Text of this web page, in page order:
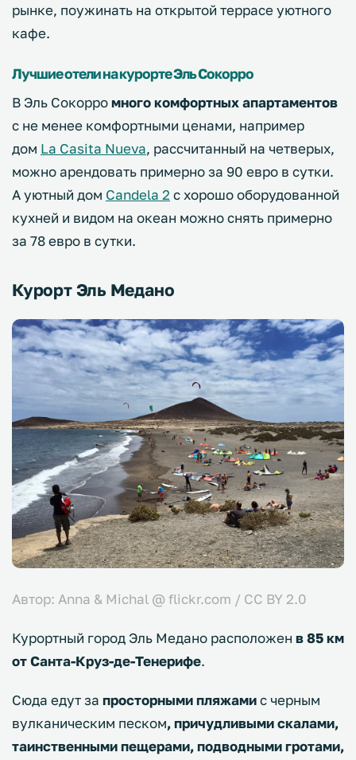
рынке, поужинать на открытой террасе уютного
кафе.
Лучшие отели на курорте Эль Сокорро
В Эль Сокорромного комфортных апартаментов
с не менее комфортными ценами, например
дом La Casita Nueva, рассчитанный на четверых,
можно арендовать примерно за 90 евро в сутки.
А уютный дом Candela 2 с хорошо оборудованной
кухней и видом на океан можно снять примерно
за 78 евро в сутки.
Курорт Эль Медано
Автор: Anna & Michal @ flickr.com / CC BY 2.0
Курортный город Эль Медано расположен в 85 км
от Санта-Круз-де-Тенерифе.
Сюда едут за просторными пляжамис черным
вулканическим песком, причудливыми скалами,
таинственными пещерами, подводными гротами,